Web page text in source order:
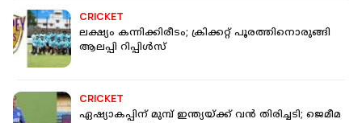
CRICKET
ലക്ഷ്യം കന്നിക്കിരീടം; ക്രിക്കറ്റ് പൂരത്തിനൊരുങ്ങി
ആലപ്പി റിപ്പിള്‍സ്
CRICKET
ഏഷ്യാകപ്പിന് മുമ്പ് ഇന്ത്യയ്ക്ക് വന്‍ തിരിച്ചടി; ജെമീമ